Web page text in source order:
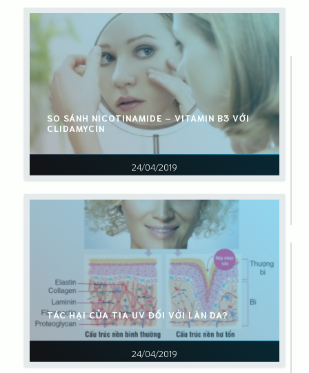
24/04/2019
SO SÁNH NICOTINAMIDE – VITAMIN B3 VỚI
CLIDAMYCIN
24/04/2019
TÁC HẠI CỦA TIA UV ĐỐI VỚI LÀN DA?